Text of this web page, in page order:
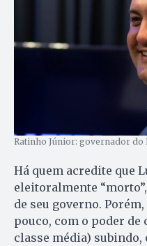
Ratinho Júnior: governador do
Há quem acredite que
eleitoralmente
de seu governo.
pouco, com o poder de
classe média)